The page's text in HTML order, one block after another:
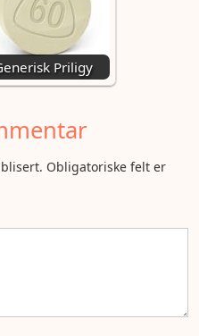
Priligy
Obligatoriske felt er